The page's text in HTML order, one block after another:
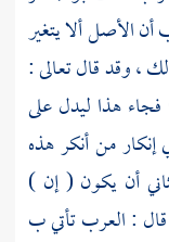
الأصل ألا يتغير
، وقد قال تعالى :
هذا ليدل على
من أنكر هذه
أن يكون ( إن )
قال : العرب تأتي ب